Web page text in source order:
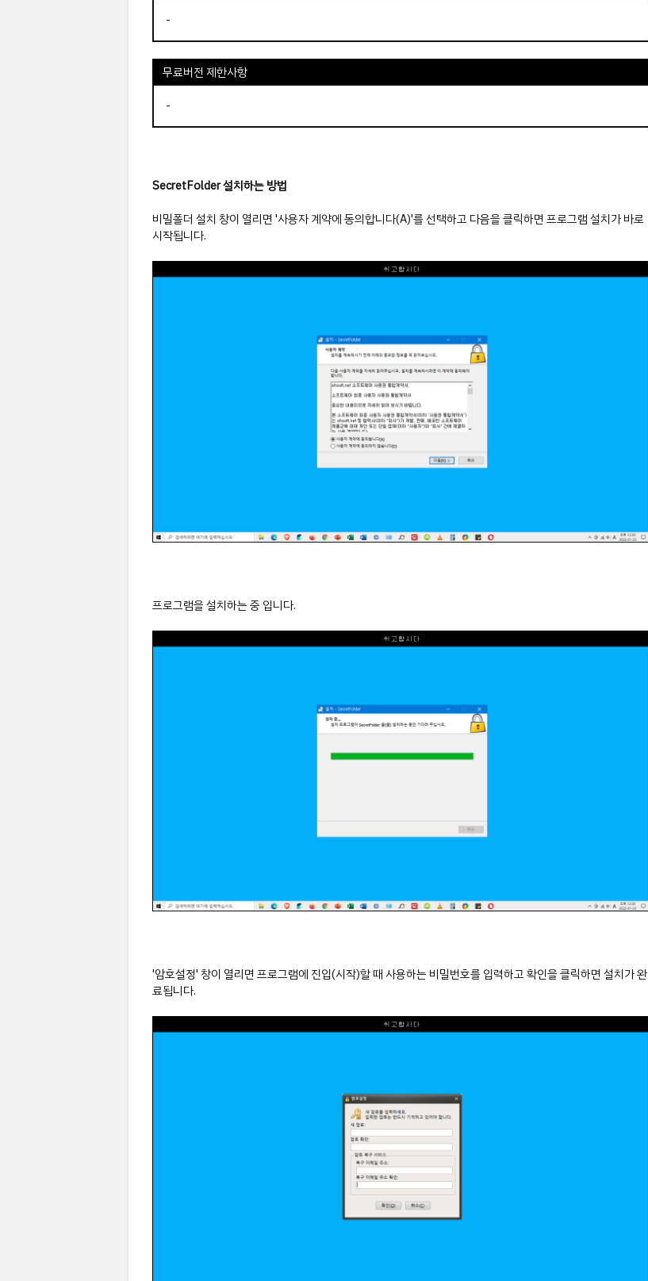
-
무료버전 제한사항
-
SecretFolder 설치하는 방법
비밀폴더 설치 창이 열리면 '사용자 계약에 동의합니다(A)'를 선택하고 다음을 클릭하면 프로그램 설치가 바로
시작됩니다.
프로그램을 설치하는 중 입니다.
'암호설정' 창이 열리면 프로그램에 진입(시작)할 때 사용하는 비밀번호를 입력하고 확인을 클릭하면 설치가 완
료됩니다.